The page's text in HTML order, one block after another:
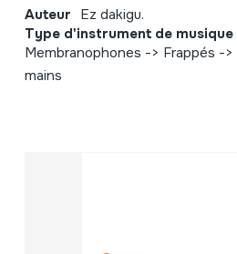
Auteur Ez dakigu.
Type d'instrument de musique
Membranophones -> Frappés ->
mains